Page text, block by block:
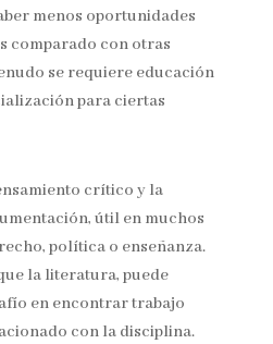
menos oportunidades
comparado con otras
se requiere educación
para ciertas
crítico y la
útil en muchos
política o enseñanza.
la literatura, puede
en encontrar trabajo
con la disciplina.